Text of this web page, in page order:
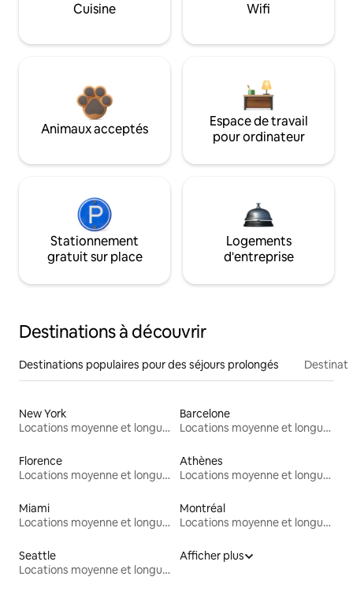
Cuisine Wifi
Animaux acceptés
Espace de travail
pour ordinateur
Stationnement
gratuit sur place
Logements
d'entreprise
Destinations à découvrir
Destinations populaires pour des séjours prolongés
New York
Locations moyenne et longue durée
Barcelone
Locations moyenne et longue durée
Florence
Locations moyenne et longue durée
Athènes
Locations moyenne et longue durée
Miami
Locations moyenne et longue durée
Montréal
Locations moyenne et longue durée
Seattle
Locations moyenne et longue durée
Afficher plus